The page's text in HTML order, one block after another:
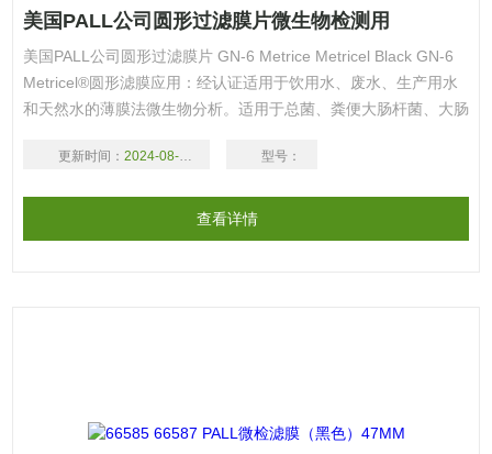
美国PALL公司圆形过滤膜片微生物检测用
美国PALL公司圆形过滤膜片 GN-6 Metrice Metricel Black GN-6
Metricel®圆形滤膜应用：经认证适用于饮用水、废水、生产用水
和天然水的薄膜法微生物分析。适用于总菌、粪便大肠杆菌、大肠
0.45um孔径的膜片。1、混合纤维素酯是Z适于微生物分析的过滤
更新时间： 2024-08-17 型号：
查看详情